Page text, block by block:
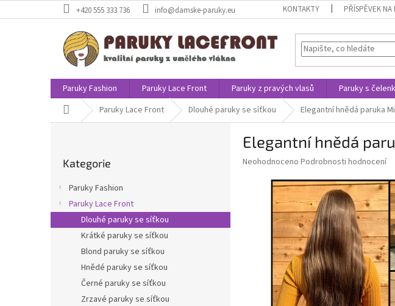
na
+420 555 333 736 info@damske-paruky.eu KONTAKTY PŘÍSPĚVEK
Paruky Fashion Paruky Lace Front Paruky z pravých vlasů Paruky s
Domů Paruky Lace Front Dlouhé paruky se síťkou Elegantní hnědá paruka
n
kategorie
Kategorie
Paruky Fashion
Paruky Lace Front
Dlouhé paruky se síťkou
Krátké paruky se síťkou
Blond paruky se síťkou
Hnědé paruky se síťkou
Černé paruky se síťkou
Zrzavé paruky se síťkou
Elegantní hnědá
Průměrné
produktu
hvězdiček.
Neohodnoceno Podrobnosti hodnocení